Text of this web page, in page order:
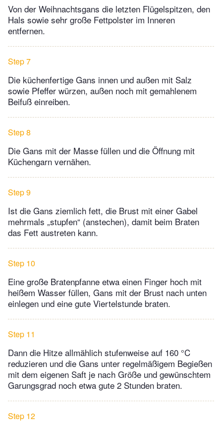
Von der Weihnachtsgans die letzten Flügelspitzen, den
Hals sowie sehr große Fettpolster im Inneren
entfernen.
Step 7
Die küchenfertige Gans innen und außen mit Salz
sowie Pfeffer würzen, außen noch mit gemahlenem
Beifuß einreiben.
Step 8
Die Gans mit der Masse füllen und die Öffnung mit
Küchengarn vernähen.
Step 9
Ist die Gans ziemlich fett, die Brust mit einer Gabel
mehrmals „stupfen“ (anstechen), damit beim Braten
das Fett austreten kann.
Step 10
Eine große Bratenpfanne etwa einen Finger hoch mit
heißem Wasser füllen, Gans mit der Brust nach unten
einlegen und eine gute Viertelstunde braten.
Step 11
Dann die Hitze allmählich stufenweise auf 160 °C
reduzieren und die Gans unter regelmäßigem Begießen
mit dem eigenen Saft je nach Größe und gewünschtem
Garungsgrad noch etwa gute 2 Stunden braten.
Step 12